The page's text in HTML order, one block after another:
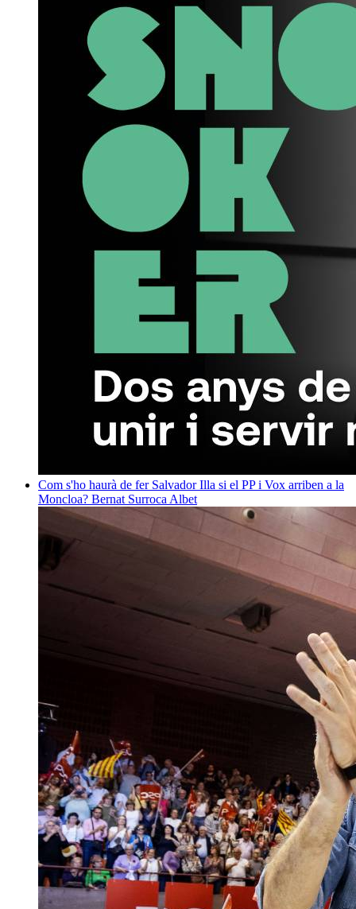
Com s'ho haurà de fer Salvador Illa si el PP i Vox arriben a la
Moncloa? Bernat Surroca Albet